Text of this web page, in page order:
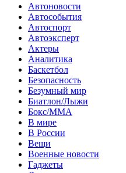
Автоновости
Автособытия
Автоспорт
Автоэксперт
Актеры
Аналитика
Баскетбол
Безопасность
Безумный мир
Биатлон/Лыжи
Бокс/MMA
В мире
В России
Вещи
Военные новости
Гаджеты